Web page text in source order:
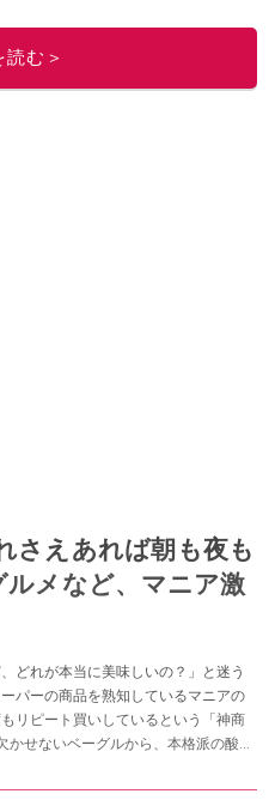
イチオシストの他の記事を読む
む＞
さえあれば朝も夜も
メなど、マニア激
どれが本当に美味しいの？」と迷う
パーの商品を熟知しているマニアの
リピート買いしているという「神商
せないベーグルから、本格派の酸っ